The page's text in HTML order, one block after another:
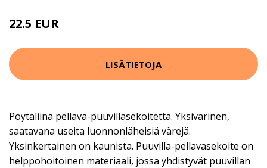
22.5 EUR
LISÄTIETOJA
Pöytäliina pellava-puuvillasekoitetta. Yksivärinen,
saatavana useita luonnonläheisiä värejä.
Yksinkertainen on kaunista. Puuvilla-pellavasekoite on
helppohoitoinen materiaali, jossa yhdistyvät puuvillan